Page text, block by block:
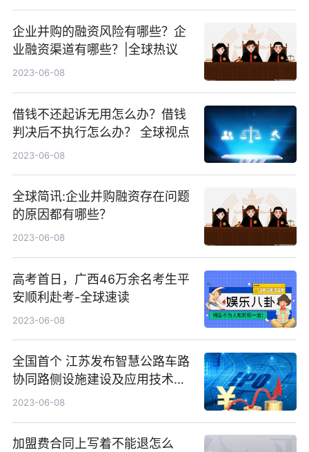
企业并购的融资风险有哪些？企
业融资渠道有哪些？|全球热议
2023-06-08
借钱不还起诉无用怎么办？借钱
判决后不执行怎么办？ 全球视点
2023-06-08
全球简讯:企业并购融资存在问题
的原因都有哪些？
2023-06-08
高考首日，广西46万余名考生平
安顺利赴考-全球速读
2023-06-08
全国首个 江苏发布智慧公路车路
协同路侧设施建设及应用技术指
南
2023-06-08
加盟费合同上写着不能退怎么